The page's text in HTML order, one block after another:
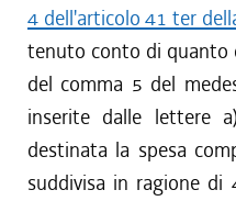
4 dell'articolo 41 ter
tenuto conto di quanto
del comma 5 del
inserite dalle lettere
destinata la spesa
suddivisa in ragione di